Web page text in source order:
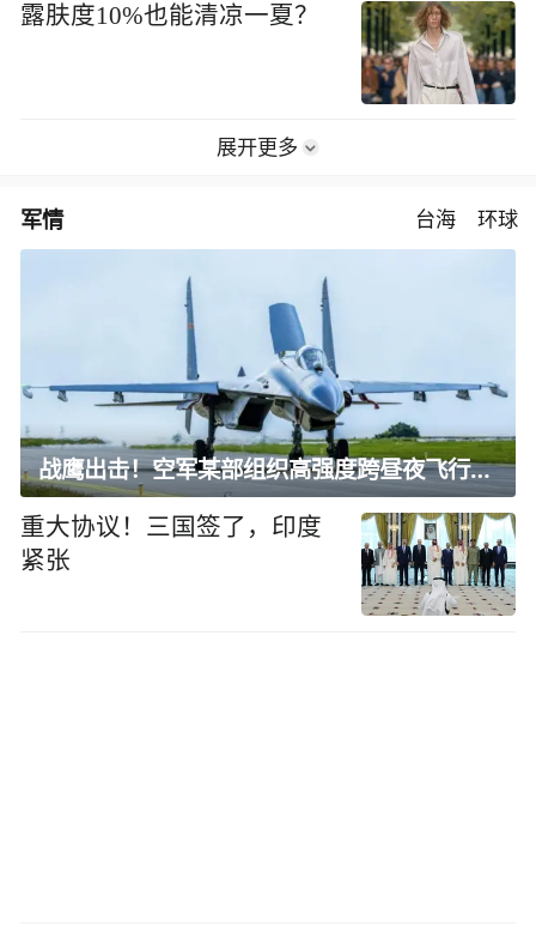
露肤度10%也能清凉一夏？
展开更多
军情 台海 环球
战鹰出击！空军某部组织高强度跨昼夜飞行训练
重大协议！三国签了，印度
紧张